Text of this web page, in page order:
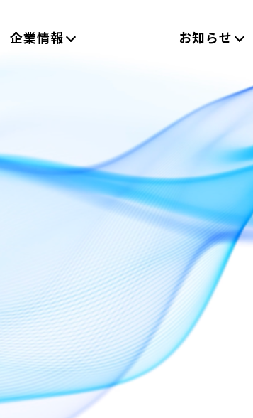
企業情報 お知らせ